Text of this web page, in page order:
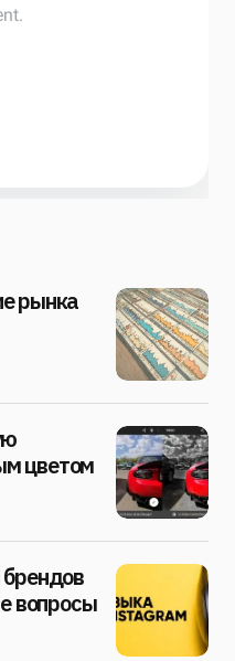
рынка
цветом
вопросы